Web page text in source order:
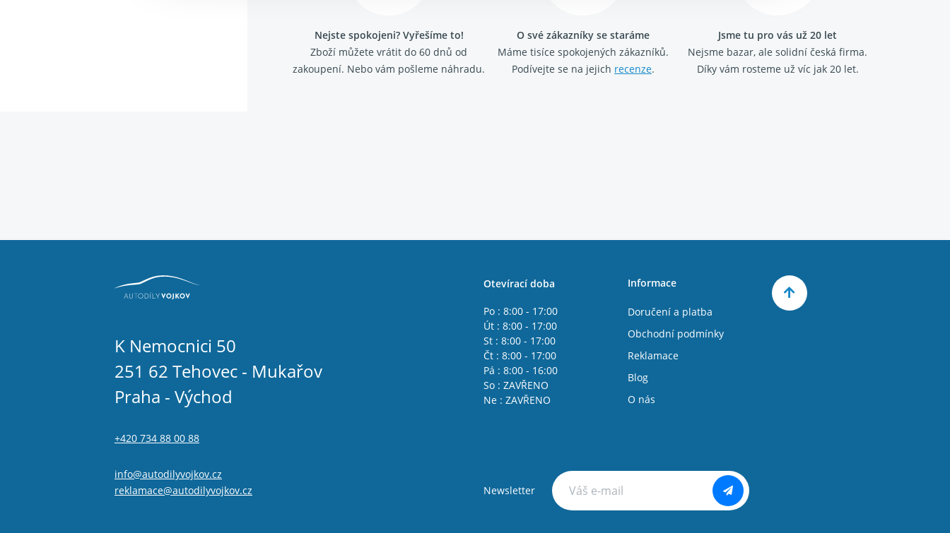
Nejste spokojeni? Vyřešíme to!
Zboží můžete vrátit do 60 dnů od
zakoupení. Nebo vám pošleme náhradu.
O své zákazníky se staráme
Máme tisíce spokojených zákazníků.
Podívejte se na jejich recenze.
Jsme tu pro vás už 20 let
Nejsme bazar, ale solidní česká firma.
Díky vám rosteme už víc jak 20 let.
K Nemocnici 50
251 62 Tehovec - Mukařov
Praha - Východ
+420 734 88 00 88
info@autodilyvojkov.cz
reklamace@autodilyvojkov.cz
Otevírací doba
Po : 8:00 - 17:00
Út : 8:00 - 17:00
St : 8:00 - 17:00
Čt : 8:00 - 17:00
Pá : 8:00 - 16:00
So : ZAVŘENO
Ne : ZAVŘENO
Informace
Doručení a platba
Obchodní podmínky
Reklamace
Blog
O nás
Newsletter